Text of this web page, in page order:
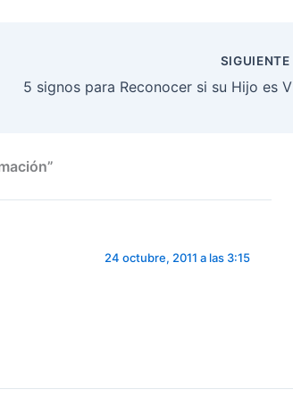
SIGUIENTE
24 octubre, 2011 a las 3:15